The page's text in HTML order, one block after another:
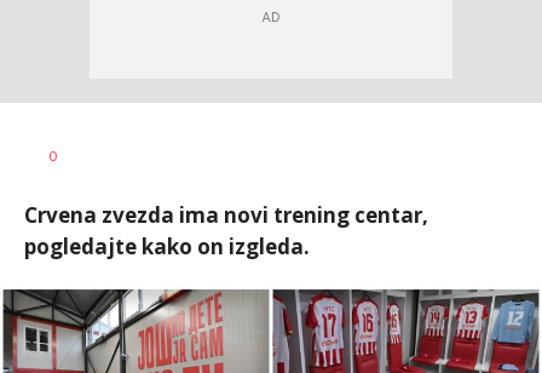
0
Crvena zvezda ima novi trening centar,
pogledajte kako on izgleda.